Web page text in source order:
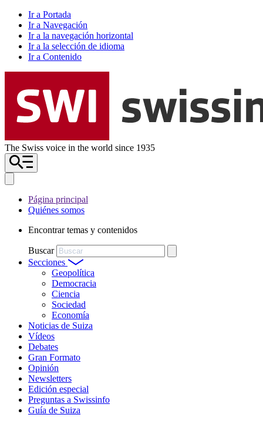
Ir a Portada
Ir a Navegación
Ir a la navegación horizontal
Ir a la selección de idioma
Ir a Contenido
The Swiss voice in the world since 1935
Página principal
Quiénes somos
Encontrar temas y contenidos
Buscar
Secciones
Geopolítica
Democracia
Ciencia
Sociedad
Economía
Noticias de Suiza
Vídeos
Debates
Gran Formato
Opinión
Newsletters
Edición especial
Preguntas a Swissinfo
Guía de Suiza